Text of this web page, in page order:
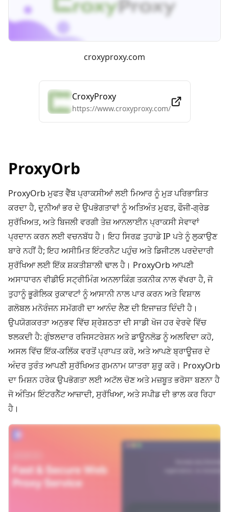
croxyproxy.com
CroxyProxy
https://www.croxyproxy.com/
ProxyOrb
ProxyOrb ਮੁਫਤ ਵੈੱਬ ਪ੍ਰਾਕਸੀਆਂ ਲਈ ਮਿਆਰ ਨੂੰ ਮੁੜ ਪਰਿਭਾਸ਼ਿਤ
ਕਰਦਾ ਹੈ, ਦੁਨੀਆਂ ਭਰ ਦੇ ਉਪਭੋਗਤਾਵਾਂ ਨੂੰ ਅਤਿਅੰਤ ਮੁਫਤ, ਫੌਜੀ-ਗ੍ਰੇਡ
ਸੁਰੱਖਿਅਤ, ਅਤੇ ਬਿਜਲੀ ਵਰਗੀ ਤੇਜ਼ ਆਨਲਾਈਨ ਪ੍ਰਾਕਸੀ ਸੇਵਾਵਾਂ
ਪ੍ਰਦਾਨ ਕਰਨ ਲਈ ਵਚਨਬੱਧ ਹੈ। ਇਹ ਸਿਰਫ਼ ਤੁਹਾਡੇ IP ਪਤੇ ਨੂੰ ਲੁਕਾਉਣ
ਬਾਰੇ ਨਹੀਂ ਹੈ; ਇਹ ਅਸੀਮਿਤ ਇੰਟਰਨੈਟ ਪਹੁੰਚ ਅਤੇ ਡਿਜੀਟਲ ਪਰਦੇਦਾਰੀ
ਸੁਰੱਖਿਆ ਲਈ ਇੱਕ ਸ਼ਕਤੀਸ਼ਾਲੀ ਢਾਲ ਹੈ। ProxyOrb ਆਪਣੀ
ਅਸਾਧਾਰਨ ਵੀਡੀਓ ਸਟ੍ਰੀਮਿੰਗ ਅਨਲਾਕਿੰਗ ਤਕਨੀਕ ਨਾਲ ਵੱਖਰਾ ਹੈ, ਜੋ
ਤੁਹਾਨੂੰ ਭੂਗੋਲਿਕ ਰੁਕਾਵਟਾਂ ਨੂੰ ਆਸਾਨੀ ਨਾਲ ਪਾਰ ਕਰਨ ਅਤੇ ਵਿਸ਼ਾਲ
ਗਲੋਬਲ ਮਨੋਰੰਜਨ ਸਮੱਗਰੀ ਦਾ ਆਨੰਦ ਲੈਣ ਦੀ ਇਜਾਜ਼ਤ ਦਿੰਦੀ ਹੈ।
ਉਪਯੋਗਕਰਤਾ ਅਨੁਭਵ ਵਿੱਚ ਸ਼੍ਰੇਸ਼ਠਤਾ ਦੀ ਸਾਡੀ ਖੋਜ ਹਰ ਵੇਰਵੇ ਵਿੱਚ
ਝਲਕਦੀ ਹੈ: ਗੁੰਝਲਦਾਰ ਰਜਿਸਟਰੇਸ਼ਨ ਅਤੇ ਡਾਊਨਲੋਡ ਨੂੰ ਅਲਵਿਦਾ ਕਹੋ,
ਅਸਲ ਵਿੱਚ ਇੱਕ-ਕਲਿੱਕ ਵਰਤੋਂ ਪ੍ਰਾਪਤ ਕਰੋ, ਅਤੇ ਆਪਣੇ ਬ੍ਰਾਊਜ਼ਰ ਦੇ
ਅੰਦਰ ਤੁਰੰਤ ਆਪਣੀ ਸੁਰੱਖਿਅਤ ਗੁਮਨਾਮ ਯਾਤਰਾ ਸ਼ੁਰੂ ਕਰੋ। ProxyOrb
ਦਾ ਮਿਸ਼ਨ ਹਰੇਕ ਉਪਭੋਗਤਾ ਲਈ ਅਟੱਲ ਚੋਣ ਅਤੇ ਮਜ਼ਬੂਤ ਭਰੋਸਾ ਬਣਨਾ ਹੈ
ਜੋ ਅੰਤਿਮ ਇੰਟਰਨੈੱਟ ਆਜ਼ਾਦੀ, ਸੁਰੱਖਿਆ, ਅਤੇ ਸਪੀਡ ਦੀ ਭਾਲ ਕਰ ਰਿਹਾ
ਹੈ।